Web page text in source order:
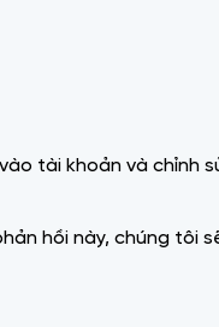
tài khoản và chỉnh
hồi này, chúng tôi